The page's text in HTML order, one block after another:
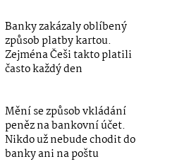
Banky zakázaly oblíbený
způsob platby kartou.
Zejména Češi takto platili
často každý den
Mění se způsob vkládání
peněz na bankovní účet.
Nikdo už nebude chodit do
banky ani na poštu